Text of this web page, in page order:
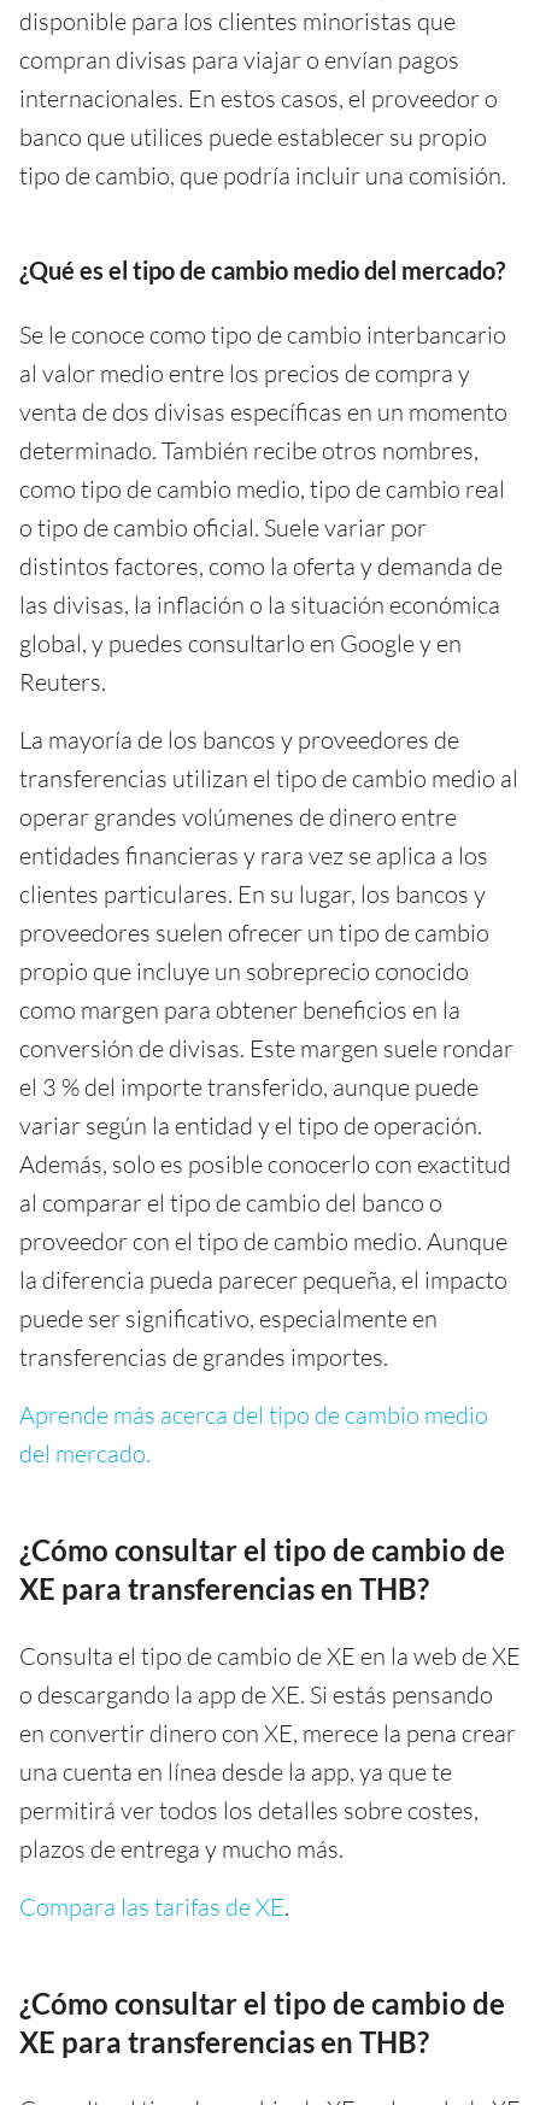
disponible para los clientes minoristas que
compran divisas para viajar o envían pagos
internacionales. En estos casos, el proveedor o
banco que utilices puede establecer su propio
tipo de cambio, que podría incluir una comisión.
¿Qué es el tipo de cambio medio del mercado?
Se le conoce como tipo de cambio interbancario
al valor medio entre los precios de compra y
venta de dos divisas específicas en un momento
determinado. También recibe otros nombres,
como tipo de cambio medio, tipo de cambio real
o tipo de cambio oficial. Suele variar por
distintos factores, como la oferta y demanda de
las divisas, la inflación o la situación económica
global, y puedes consultarlo en Google y en
Reuters.
La mayoría de los bancos y proveedores de
transferencias utilizan el tipo de cambio medio al
operar grandes volúmenes de dinero entre
entidades financieras y rara vez se aplica a los
clientes particulares. En su lugar, los bancos y
proveedores suelen ofrecer un tipo de cambio
propio que incluye un sobreprecio conocido
como margen para obtener beneficios en la
conversión de divisas. Este margen suele rondar
el 3 % del importe transferido, aunque puede
variar según la entidad y el tipo de operación.
Además, solo es posible conocerlo con exactitud
al comparar el tipo de cambio del banco o
proveedor con el tipo de cambio medio. Aunque
la diferencia pueda parecer pequeña, el impacto
puede ser significativo, especialmente en
transferencias de grandes importes.
Aprende más acerca del tipo de cambio medio
del mercado.
¿Cómo consultar el tipo de cambio de
XE para transferencias en THB?
Consulta el tipo de cambio de XE en la web de XE
o descargando la app de XE. Si estás pensando
en convertir dinero con XE, merece la pena crear
una cuenta en línea desde la app, ya que te
permitirá ver todos los detalles sobre costes,
plazos de entrega y mucho más.
Compara las tarifas de XE.
¿Cómo consultar el tipo de cambio de
XE para transferencias en THB?